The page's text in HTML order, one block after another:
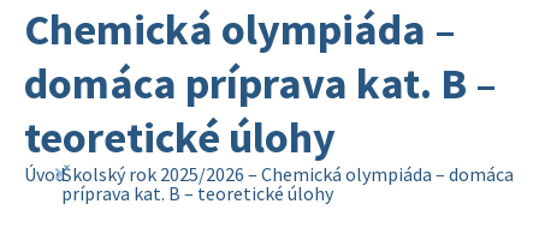
Chemická olympiáda –
domáca príprava kat. B –
teoretické úlohy
ÚvodŠkolský rok 2025/2026 – Chemická olympiáda – domáca
príprava kat. B – teoretické úlohy